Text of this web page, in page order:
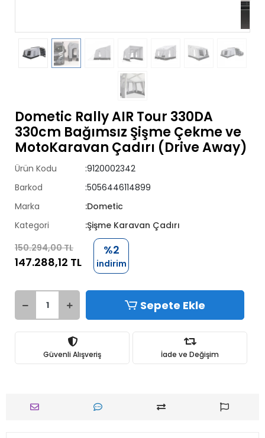
Dometic Rally AIR Tour 330DA
330cm Bağımsız Şişme Çekme ve
MotoKaravan Çadırı (Drive Away)
Ürün Kodu
:9120002342
Barkod
:5056446114899
Marka
:Dometic
Kategori
:Şişme Karavan Çadırı
150.294,00 TL
147.288,12 TL
%2
indirim
Sepete Ekle
Güvenli Alışveriş İade ve Değişim